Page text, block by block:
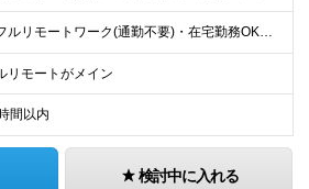
＼フルリモートワーク(通勤不要)・在宅勤務OK／ ★各プロジェクト先／完全在宅案件有 ※基本的に転勤はありません ★オフィス内完全禁煙（喫煙スペースは別途有）※現場によります ＝＝＝＝＝ 【大阪本
リモートがメイン
間以内
検討中に入れる